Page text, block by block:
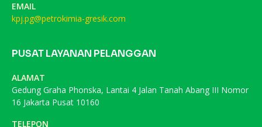
EMAIL
kpj.pg@petrokimia-gresik.com
PUSAT LAYANAN PELANGGAN
ALAMAT
Gedung Graha Phonska, Lantai 4 Jalan Tanah Abang III Nomor
16 Jakarta Pusat 10160
TELEPON